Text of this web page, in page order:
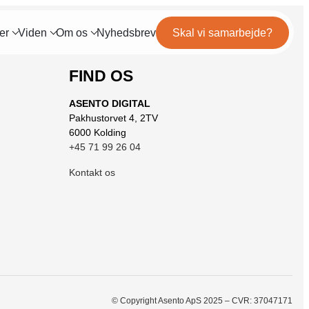
MARKETING
Server-Side Tracking
Viden Om os
Mød teamet
Nyhedsbrev Skal vi samarbejde?
FIND OS
ASENTO DIGITAL
Pakhustorvet 4, 2TV
6000 Kolding
+45 71 99 26 04
Kontakt os
© Copyright Asento ApS 2025 – CVR: 37047171